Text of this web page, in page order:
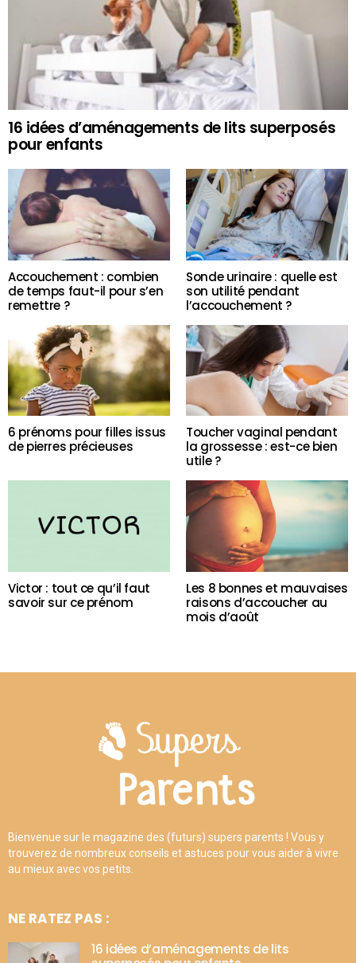
16 idées d’aménagements de lits superposés
pour enfants
Accouchement : combien
de temps faut-il pour s’en
remettre ?
Sonde urinaire : quelle est
son utilité pendant
l’accouchement ?
6 prénoms pour filles issus
de pierres précieuses
Toucher vaginal pendant
la grossesse : est-ce bien
utile ?
Victor : tout ce qu’il faut
savoir sur ce prénom
Les 8 bonnes et mauvaises
raisons d’accoucher au
mois d’août
Bienvenue sur le magazine des (futurs) supers parents ! Vous y
trouverez de nombreux conseils et astuces pour vous aider à vivre
au mieux avec vos petits.
NE RATEZ PAS :
16 idées d’aménagements de lits